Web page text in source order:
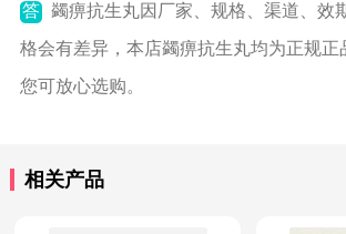
答 蠲痹抗生丸因厂家、规格、渠道、效
格会有差异，本店蠲痹抗生丸均为正规正
您可放心选购。
相关产品